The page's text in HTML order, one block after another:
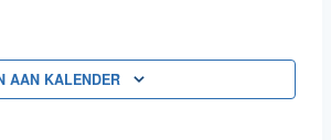
AAN KALENDER